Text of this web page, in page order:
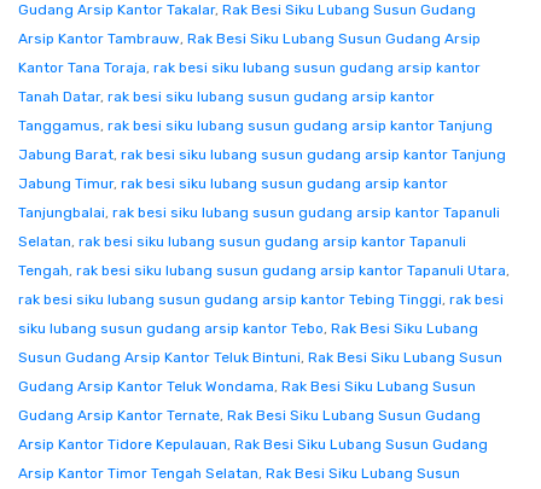
Gudang Arsip Kantor Takalar, Rak Besi Siku Lubang Susun Gudang
Arsip Kantor Tambrauw, Rak Besi Siku Lubang Susun Gudang Arsip
Kantor Tana Toraja, rak besi siku lubang susun gudang arsip kantor
Tanah Datar, rak besi siku lubang susun gudang arsip kantor
Tanggamus, rak besi siku lubang susun gudang arsip kantor Tanjung
Jabung Barat, rak besi siku lubang susun gudang arsip kantor Tanjung
Jabung Timur, rak besi siku lubang susun gudang arsip kantor
Tanjungbalai, rak besi siku lubang susun gudang arsip kantor Tapanuli
Selatan, rak besi siku lubang susun gudang arsip kantor Tapanuli
Tengah, rak besi siku lubang susun gudang arsip kantor Tapanuli Utara,
rak besi siku lubang susun gudang arsip kantor Tebing Tinggi, rak besi
siku lubang susun gudang arsip kantor Tebo, Rak Besi Siku Lubang
Susun Gudang Arsip Kantor Teluk Bintuni, Rak Besi Siku Lubang Susun
Gudang Arsip Kantor Teluk Wondama, Rak Besi Siku Lubang Susun
Gudang Arsip Kantor Ternate, Rak Besi Siku Lubang Susun Gudang
Arsip Kantor Tidore Kepulauan, Rak Besi Siku Lubang Susun Gudang
Arsip Kantor Timor Tengah Selatan, Rak Besi Siku Lubang Susun